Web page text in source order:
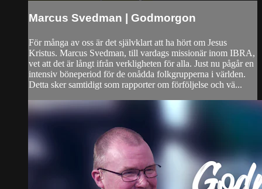
Marcus Svedman | Godmorgon
För många av oss är det självklart att ha hört om Jesus
Kristus. Marcus Svedman, till vardags missionär inom IBRA,
vet att det är långt ifrån verkligheten för alla. Just nu pågår en
intensiv böneperiod för de onådda folkgrupperna i världen.
Detta sker samtidigt som rapporter om förföljelse och vä...